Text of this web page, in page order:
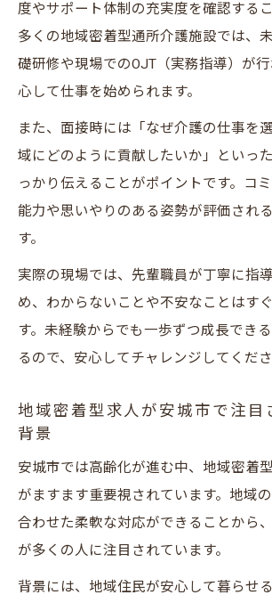
地域密着型求人で安城市の未
安城市で介護員求人を選ぶ際
地域密着型サービスで広がるキ
安城市の介護員求人でスキル
地域密着型求人がもたらす成
介護サービス・介護員として
ヒント
度やサポート体制の充実度を確認するこ
多くの地域密着型通所介護施設では、
礎研修や現場でのOJT（実務指導）が
心して仕事を始められます。
また、面接時には「なぜ介護の仕事を
域にどのように貢献したいか」といっ
っかり伝えることがポイントです。コ
能力や思いやりのある姿勢が評価され
す。
実際の現場では、先輩職員が丁寧に指
め、わからないことや不安なことはす
す。未経験からでも一歩ずつ成長でき
るので、安心してチャレンジしてくださ
地域密着型求人が安城市で注目
背景
安城市では高齢化が進む中、地域密着
がますます重要視されています。地域
合わせた柔軟な対応ができることから
が多くの人に注目されています。
背景には、地域住民が安心して暮らせ